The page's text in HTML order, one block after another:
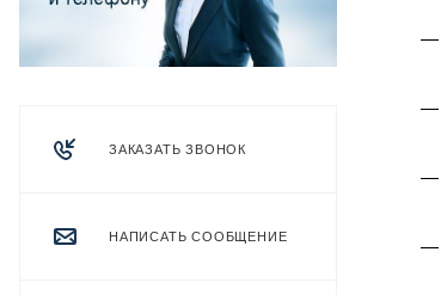
ЗАКАЗАТЬ ЗВОНОК
НАПИСАТЬ СООБЩЕНИЕ